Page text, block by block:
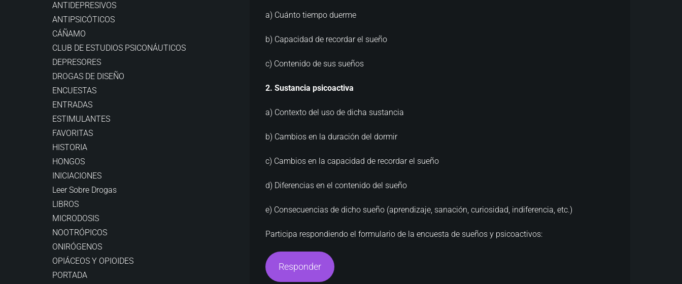
a) Cuánto tiempo duerme
b) Capacidad de recordar el sueño
c) Contenido de sus sueños
2. Sustancia psicoactiva
a) Contexto del uso de dicha sustancia
b) Cambios en la duración del dormir
c) Cambios en la capacidad de recordar el sueño
d) Diferencias en el contenido del sueño
e) Consecuencias de dicho sueño (aprendizaje, sanación, curiosidad, indiferencia, etc.)
Participa respondiendo el formulario de la encuesta de sueños y psicoactivos:
Responder
ANTIDEPRESIVOS
ANTIPSICÓTICOS
CÁÑAMO
CLUB DE ESTUDIOS PSICONÁUTICOS
DEPRESORES
DROGAS DE DISEÑO
ENCUESTAS
ENTRADAS
ESTIMULANTES
FAVORITAS
HISTORIA
HONGOS
INICIACIONES
Leer Sobre Drogas
LIBROS
MICRODOSIS
NOOTRÓPICOS
ONIRÓGENOS
OPIÁCEOS Y OPIOIDES
PORTADA